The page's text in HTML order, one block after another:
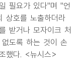
필요가 있다"며 "언
상호를 노출하더라
받거나 모자이크 처
도록 하는 것이 손
했다. <뉴시스>